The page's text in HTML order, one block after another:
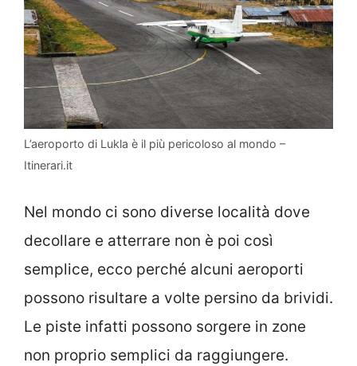
L’aeroporto di Lukla è il più pericoloso al mondo –
Itinerari.it
Nel mondo ci sono diverse località dove
decollare e atterrare non è poi così
semplice, ecco perché alcuni aeroporti
possono risultare a volte persino da brividi.
Le piste infatti possono sorgere in zone
non proprio semplici da raggiungere.